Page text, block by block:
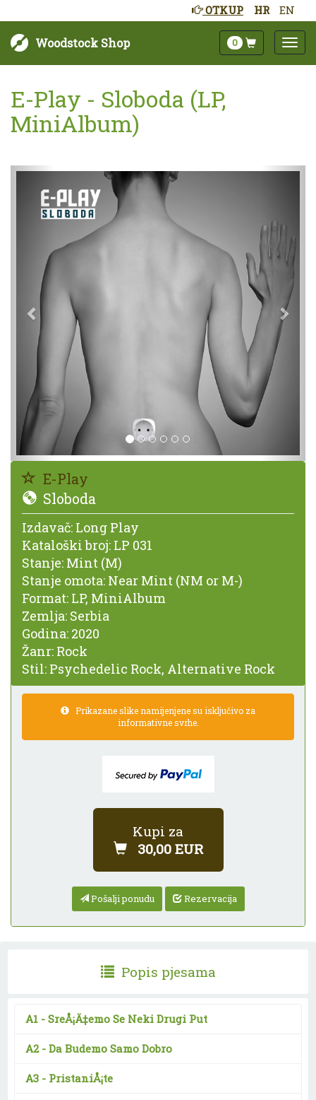
HR EN
OTKUP
Woodstock Shop 0
E-Play - Sloboda (LP,
MiniAlbum)
Sljedeće
E-Play
Sloboda
Izdavač: Long Play
Kataloški broj: LP 031
Stanje: Mint (M)
Stanje omota: Near Mint (NM or M-)
Format: LP, MiniAlbum
Zemlja: Serbia
Godina: 2020
Žanr: Rock
Stil: Psychedelic Rock, Alternative Rock
Prikazane slike namijenjene su isključivo za
informativne svrhe.
Kupi za
30,00 EUR
Pošalji ponudu Rezervacija
Popis pjesama
A1 - SreÅ¡Ä‡emo Se Neki Drugi Put
A2 - Da Budemo Samo Dobro
A3 - PristaniÅ¡te